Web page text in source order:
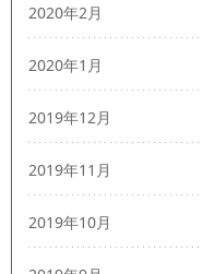
2020年2月
2020年1月
2019年12月
2019年11月
2019年10月